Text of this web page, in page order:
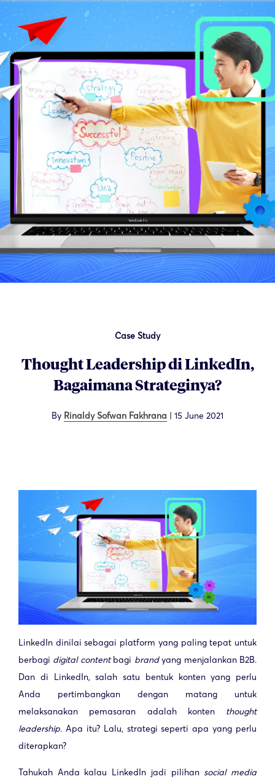
Case Study
Thought Leadership di LinkedIn,
Bagaimana Strateginya?
By Rinaldy Sofwan Fakhrana | 15 June 2021
LinkedIn dinilai sebagai platform yang paling tepat untuk
berbagi digital contentbagi brandyang menjalankan B2B.
Dan di LinkedIn, salah satu bentuk konten yang perlu
Anda pertimbangkan dengan matang untuk
melaksanakan pemasaran adalah konten thought
leadership. Apa itu? Lalu, strategi seperti apa yang perlu
diterapkan?
Tahukah Anda kalau LinkedIn jadi pilihan social media